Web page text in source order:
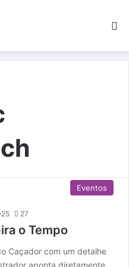
Eventos
27
o Tempo
Caçador com um detalhe
aponta diretamente